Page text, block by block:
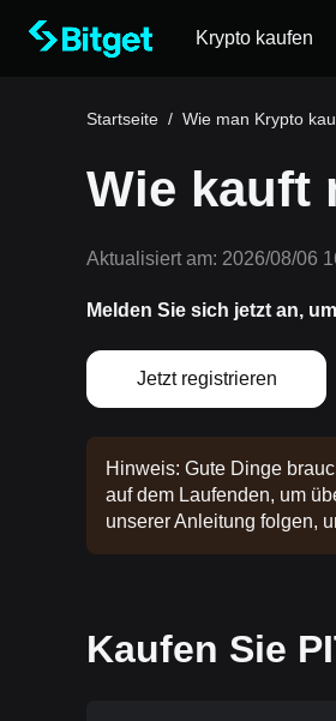
Krypto kaufen
Startseite / Wie man Krypto
Wie kauft
Aktualisiert am: 2026/08/06
Melden Sie sich jetzt an,
Jetzt registrieren
Hinweis: Gute Dinge
auf dem Laufenden, um
unserer Anleitung folgen,
Kaufen Sie